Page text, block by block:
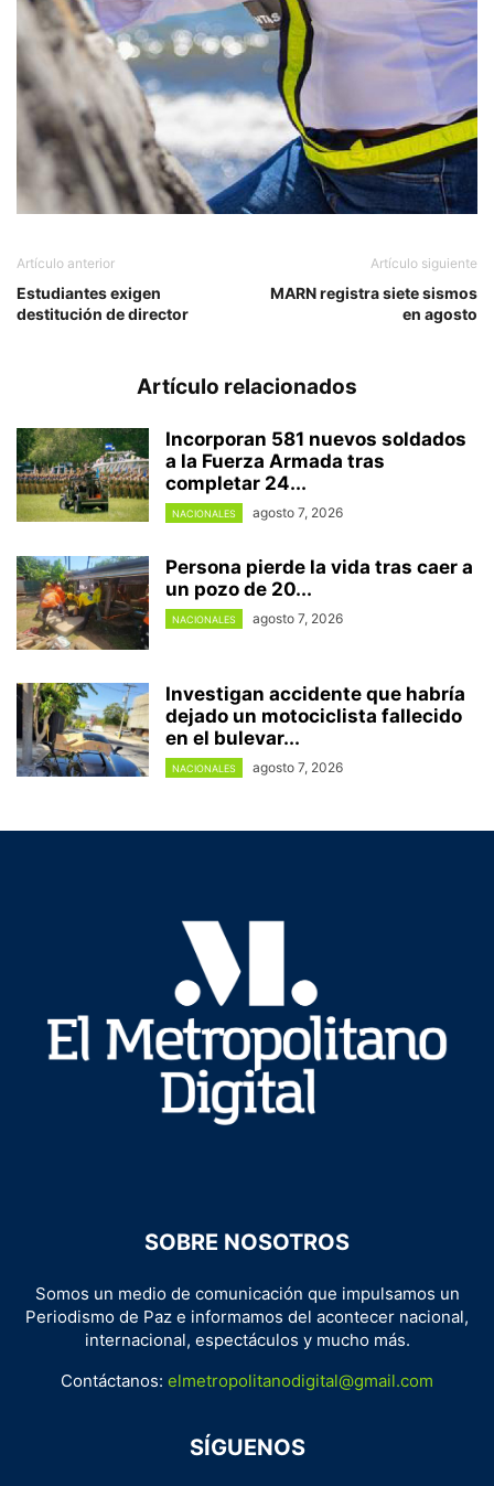
Artículo anterior
Estudiantes exigen
destitución de director
Artículo siguiente
MARN registra siete sismos
en agosto
Artículo relacionados
Incorporan 581 nuevos soldados
a la Fuerza Armada tras
completar 24...
NACIONALES agosto 7, 2026
Persona pierde la vida tras caer a
un pozo de 20...
NACIONALES agosto 7, 2026
Investigan accidente que habría
dejado un motociclista fallecido
en el bulevar...
NACIONALES agosto 7, 2026
SOBRE NOSOTROS
Somos un medio de comunicación que impulsamos un
Periodismo de Paz e informamos del acontecer nacional,
internacional, espectáculos y mucho más.
Contáctanos: elmetropolitanodigital@gmail.com
SÍGUENOS